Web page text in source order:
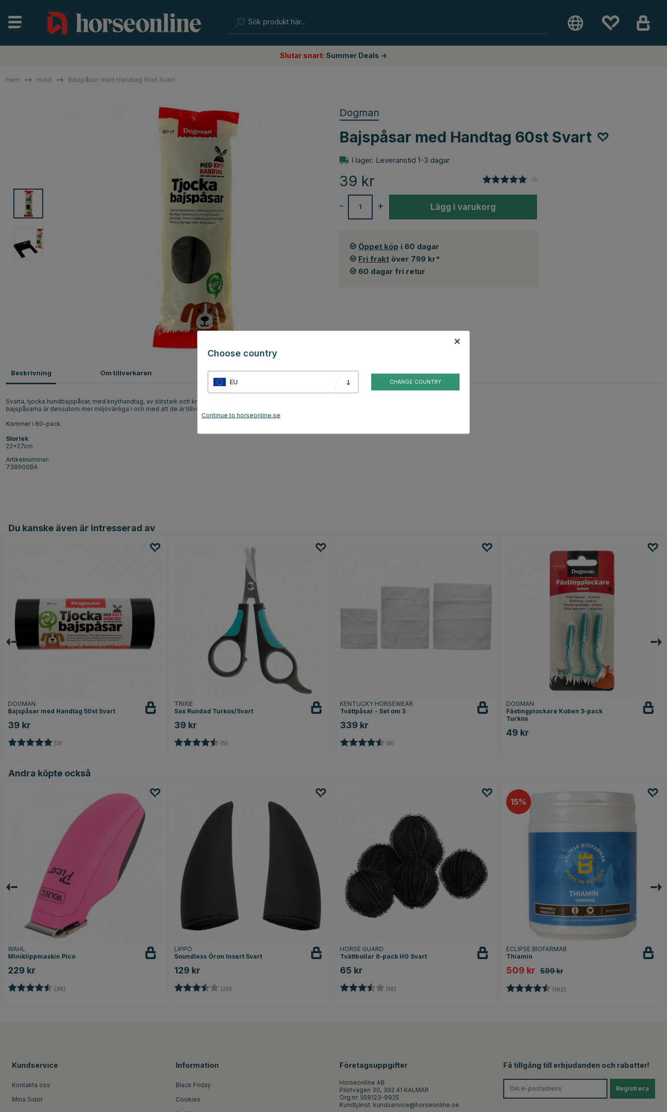
Slutar snart: Summer Deals →
Hem Hund Bajspåsar med Handtag 60st Svart
Dogman
Bajspåsar med Handtag 60st Svart
I lager. Leveranstid 1-3 dagar
39 kr (röster:
2)
+
- Lägg i varukorg
Öppet köp i 60 dagar
Fri frakt över 799 kr*
60 dagar fri retur
Beskrivning
Svarta, tjocka hundbajspåsar, med knythandtag, av slitstark och kraftig kvalitet. Perfekta att ha med på hundpromenaderna till stallet, och
bajspåsarna är dessutom mer miljövänliga i och med att de är tillverkade av 80% återvunnen plast - hur bra?
Kommer i 60-pack.
Storlek
22x27cm
Artikelnummer:
738900BA
Om tillverkaren Omdömen
Du kanske även är intresserad av
DOGMAN
Bajspåsar med Handtag 50st Svart
39 kr
Betyg: (3)
TRIXIE
Sax Rundad Turkos/Svart
39 kr
Betyg: (5)
KENTUCKY HORSEWEAR
Tvättpåsar - Set om 3
339 kr
Betyg: (9)
DOGMAN
Fästingplockare Koben 3-pack
Turkos
49 kr
Andra köpte också
WAHL
Miniklippmaskin Pico
229 kr
Betyg: (38)
LIPPO
Soundless Öron Insert Svart
129 kr
Betyg: (20)
HORSE GUARD
Tvättbollar 6-pack HG Svart
65 kr
Betyg: (16)
15
ECLIPSE BIOFARMAB
Thiamin
509 kr 599 kr
Betyg: (162)
Kundservice
Kontakta oss
Mina Sidor
Information
Black Friday
Cookies
Företagsuppgifter
Horseonline AB
Pilotvägen 30, 392 41 KALMAR
Org.nr: 559123-9925
Kundtjänst: kundservice@horseonline.se
Få tillgång till erbjudanden och rabatter!
Registrera
Choose country
EU CHANGE COUNTRY
Continue to horseonline.se